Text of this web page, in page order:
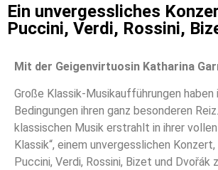
Ein unvergessliches
Puccini, Verdi, Rossini,
Mit der Geigenvirtuosin Katharina
Große Klassik-Musikaufführungen
Bedingungen ihren ganz besonderen
klassischen Musik erstrahlt in ihrer
Klassik“, einem unvergesslichen
Puccini, Verdi, Rossini, Bizet und